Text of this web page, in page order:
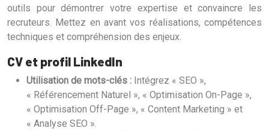
outils pour démontrer votre expertise et convaincre les
recruteurs. Mettez en avant vos réalisations, compétences
techniques et compréhension des enjeux.
CV et profil LinkedIn
Utilisation de mots-clés : Intégrez « SEO »,
« Référencement Naturel », « Optimisation On-Page »,
« Optimisation Off-Page », « Content Marketing » et
« Analyse SEO ».